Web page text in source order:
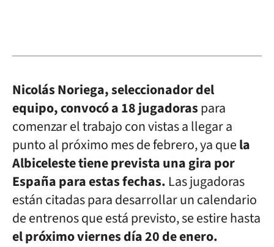
Nicolás Noriega, seleccionador del
equipo, convocó a 18 jugadoraspara
comenzar el trabajo con vistas a llegar a
punto al próximo mes de febrero, ya quela
Albiceleste tiene prevista una gira por
España para estas fechas. Las jugadoras
están citadas para desarrollar un calendario
de entrenos que está previsto, se estire hasta
el próximo viernes día 20 de enero.